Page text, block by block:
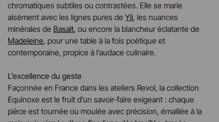
chromatiques subtiles ou contrastées. Elle se marie
aisément avec les lignes pures de Yli, les nuances
minérales de Basalt, ou encore la blancheur éclatante de
Madeleine, pour une table à la fois poétique et
contemporaine, propice à l’audace culinaire.
L’excellence du geste
Façonnée en France dans les ateliers Revol, la collection
Equinoxe est le fruit d’un savoir-faire exigeant : chaque
pièce est tournée ou moulée avec précision, émaillée à la